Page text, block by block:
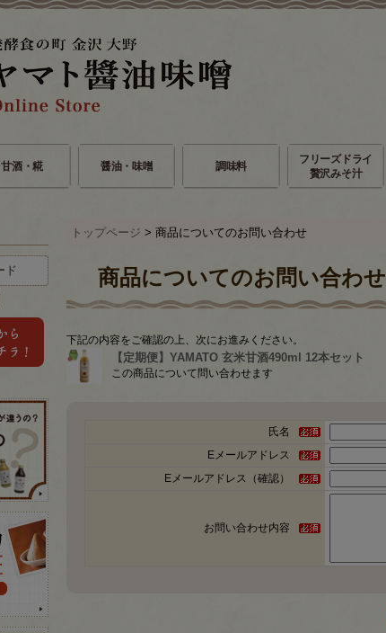
甘酒・糀 醤油・味噌 調味料
フリーズドライ
贅沢みそ汁
トップページ > 商品についてのお問い合わせ
商品についてのお問い合わせ
下記の内容をご確認の上、次にお進みください。
【定期便】YAMATO 玄米甘酒490ml 12本セット
この商品について問い合わせます
氏名
Eメールアドレス
Eメールアドレス（確認）
お問い合わせ内容